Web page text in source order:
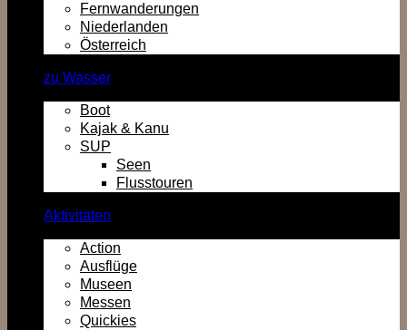
Fernwanderungen
Niederlanden
Österreich
zu Wasser
Boot
Kajak & Kanu
SUP
Seen
Flusstouren
Aktivitäten
Action
Ausflüge
Museen
Messen
Quickies